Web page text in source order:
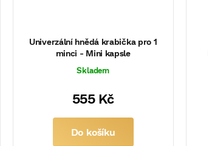
Univerzální hnědá krabička pro 1
minci - Mini kapsle
Skladem
555 Kč
Do košíku